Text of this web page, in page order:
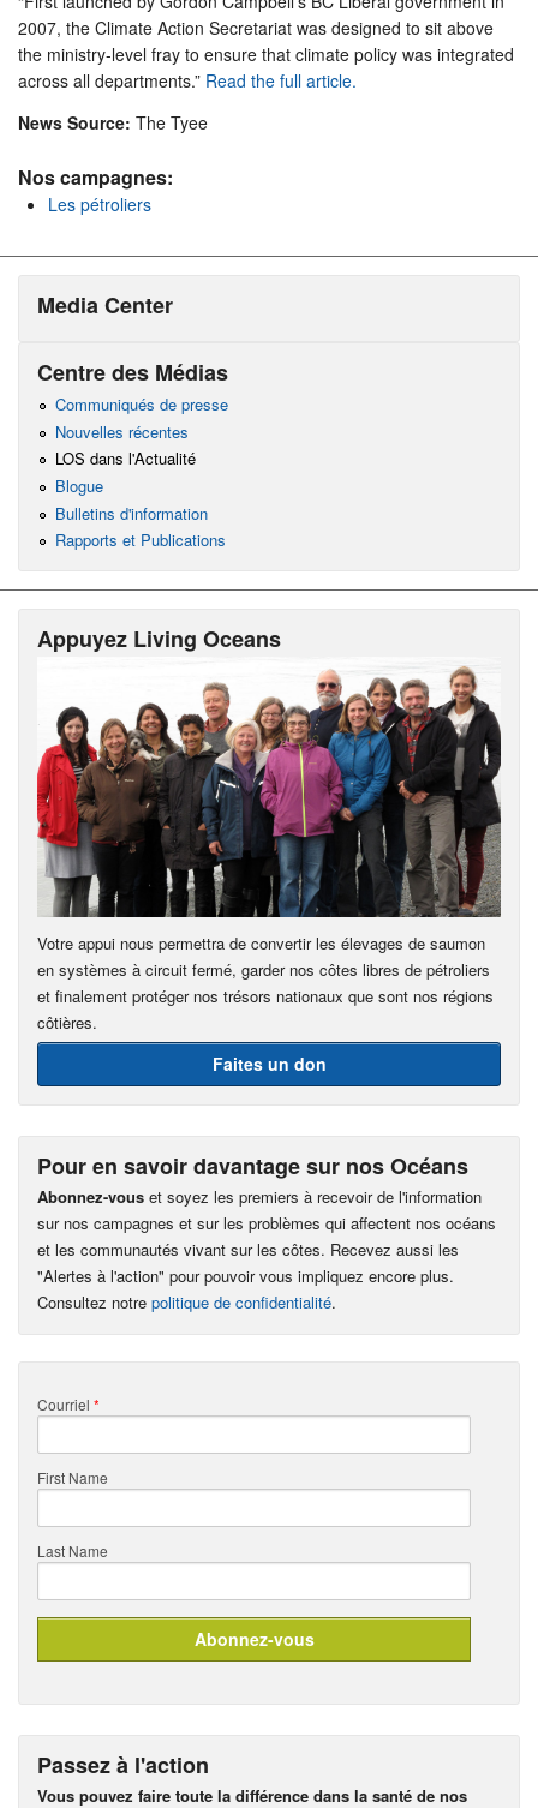
2007, the Climate Action Secretariat was designed to sit above
the ministry-level fray to ensure that climate policy was integrated
across all departments.” Read the full article.
News Source: The Tyee
Nos campagnes:
Les pétroliers
Media Center
Centre des Médias
Communiqués de presse
Nouvelles récentes
LOS dans l'Actualité
Blogue
Bulletins d'information
Rapports et Publications
Appuyez Living Oceans
Votre appui nous permettra de convertir les élevages de saumon
en systèmes à circuit fermé, garder nos côtes libres de pétroliers
et finalement protéger nos trésors nationaux que sont nos régions
côtières.
Faites un don
Pour en savoir davantage sur nos Océans
Abonnez-vous et soyez les premiers à recevoir de l'information
sur nos campagnes et sur les problèmes qui affectent nos océans
et les communautés vivant sur les côtes. Recevez aussi les
"Alertes à l'action" pour pouvoir vous impliquez encore plus.
Consultez notre politique de confidentialité.
Courriel *
First Name
Last Name
Passez à l'action
Vous pouvez faire toute la différence dans la santé de nos